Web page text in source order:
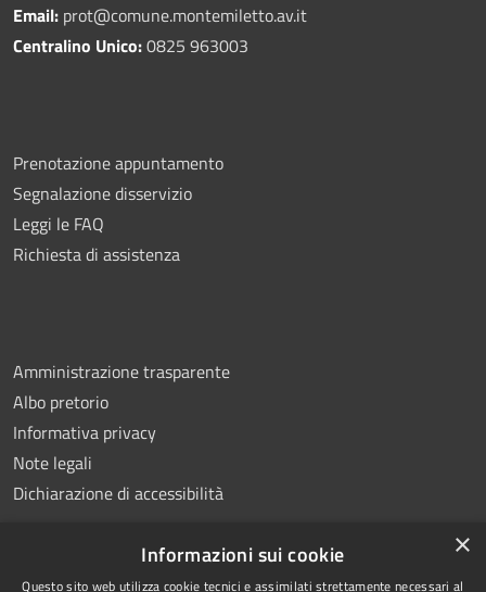
Email: prot@comune.montemiletto.av.it
Centralino Unico:0825 963003
Prenotazione appuntamento
Segnalazione disservizio
Leggi le FAQ
Richiesta di assistenza
Amministrazione trasparente
Albo pretorio
Informativa privacy
Note legali
Dichiarazione di accessibilità
×
Informazioni sui cookie
Questo sito web utilizza cookie tecnici e assimilati strettamente necessari al